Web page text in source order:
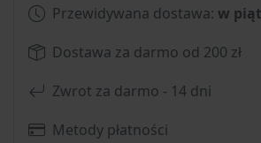
Przewidywana dostawa: w
Dostawa za darmo od 200 zł
Zwrot za darmo - 14 dni
Metody płatności